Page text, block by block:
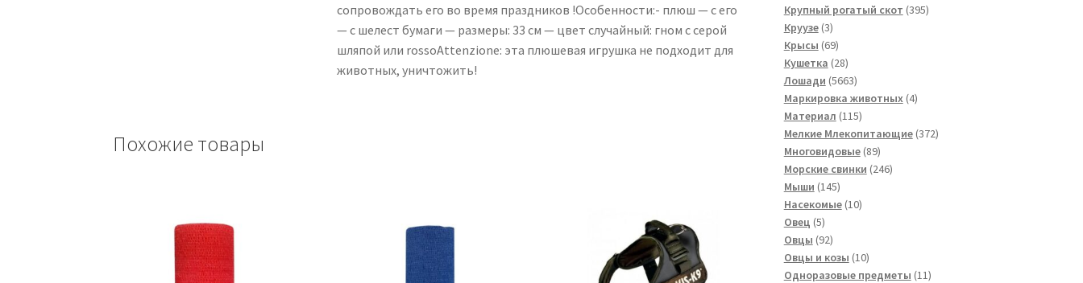
сопровождать его во время праздников !Особенности:- плюш — с его
— с шелест бумаги — размеры: 33 см — цвет случайный: гном с серой
шляпой или rossoAttenzione: эта плюшевая игрушка не подходит для
животных, уничтожить!
Похожие товары
товара
Крупный рогатый скот 395395
Круузе 33
товара
Крысы 6969
товаров
Кушетка 2828
товаров
Лошади 56635663
товара
Маркировка животных 44
Материал 115115
товаров
Мелкие Млекопитающие 372372
Многовидовые 8989
товаров
Морские свинки 246246
Мыши 145145
товаров
Насекомые 1010
Овец 55
товаров
Овцы 9292
товара
Овцы и козы 1010
товаров
Одноразовые предметы 1111